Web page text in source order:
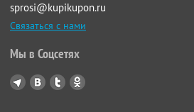
sprosi@kupikupon.ru
Связаться с нами
Мы в Соцсетях